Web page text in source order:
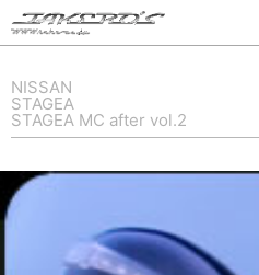
容
ス
キ
ッ
NISSAN
STAGEA
STAGEA MC after vol.2